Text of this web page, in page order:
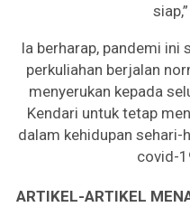
Ia berharap, pandemi ini
perkuliahan berjalan
menyerukan kepada
Kendari untuk tetap
dalam kehidupan
covid-
ARTIKEL-ARTIKEL